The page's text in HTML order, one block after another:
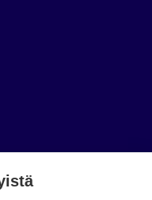
on tukea